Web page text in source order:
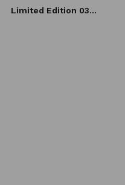
Limited Edition 03